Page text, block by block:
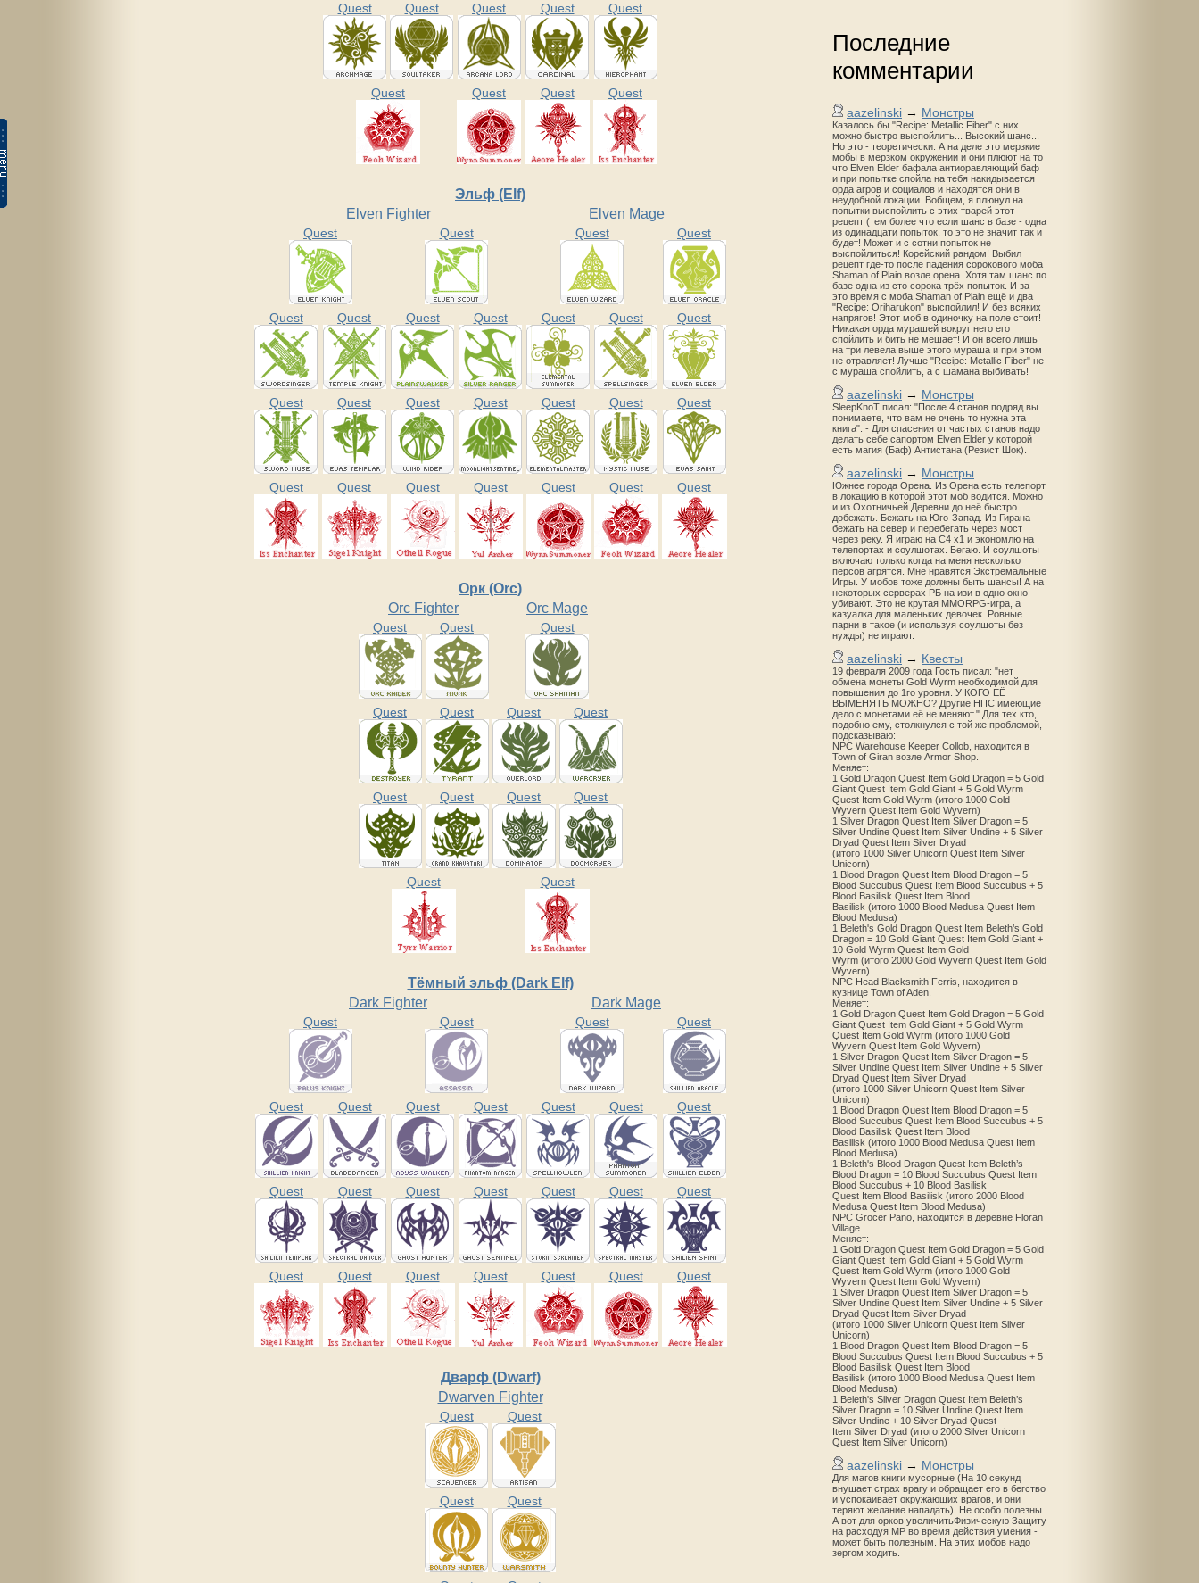
Последние
комментарии
aazelinski → Монстры
Казалось бы "Recipe: Metallic Fiber" с них
можно быстро выспойлить... Высокий шанс...
Но это - теоретически. А на деле это мерзкие
мобы в мерзком окружении и они плюют на то
что Elven Elder бафала антиоравляющий баф
и при попытке спойла на тебя накидывается
орда агров и социалов и находятся они в
неудобной локации. Вобщем, я плюнул на
попытки выспойлить с этих тварей этот
рецепт (тем более что если шанс в базе - одна
из одинадцати попыток, то это не значит так и
будет! Может и с сотни попыток не
выспойлиться! Корейский рандом! Выбил
рецепт где-то после падения сорокового моба
Shaman of Plain возле орена. Хотя там шанс по
базе одна из сто сорока трёх попыток. И за
это время с моба Shaman of Plain ещё и два
"Recipe: Oriharukon" выспойлил! И без всяких
напрягов! Этот моб в одиночку на поле стоит!
Никакая орда мурашей вокруг него его
спойлить и бить не мешает! И он всего лишь
на три левела выше этого мураша и при этом
не отравляет! Лучше "Recipe: Metallic Fiber" не
с мураша спойлить, а с шамана выбивать!
aazelinski → Монстры
SleepKnoT писал: "После 4 станов подряд вы
понимаете, что вам не очень то нужна эта
книга". - Для спасения от частых станов надо
делать себе сапортом Elven Elder у которой
есть магия (Баф) Антистана (Резист Шок).
aazelinski → Монстры
Южнее города Орена. Из Орена есть телепорт
в локацию в которой этот моб водится. Можно
и из Охотничьей Деревни до неё быстро
добежать. Бежать на Юго-Запад. Из Гирана
бежать на север и перебегать через мост
через реку. Я играю на С4 х1 и экономлю на
телепортах и соулшотах. Бегаю. И соулшоты
включаю только когда на меня несколько
персов агрятся. Мне нравятся Экстремальные
Игры. У мобов тоже должны быть шансы! А на
некоторых серверах РБ на изи в одно окно
убивают. Это не крутая MMORPG-игра, а
казуалка для маленьких девочек. Ровные
парни в такое (и используя соулшоты без
нужды) не играют.
aazelinski → Квесты
19 февраля 2009 года Гость писал: "нет
обмена монеты Gold Wyrm необходимой для
повышения до 1го уровня. У КОГО ЕЁ
ВЫМЕНЯТЬ МОЖНО? Другие НПС имеющие
дело с монетами её не меняют." Для тех кто,
подобно ему, столкнулся с той же проблемой,
подсказываю:
NPC Warehouse Keeper Collob, находится в
Town of Giran возле Armor Shop.
Меняет:
1 Gold Dragon Quest Item Gold Dragon = 5 Gold
Giant Quest Item Gold Giant + 5 Gold Wyrm
Quest Item Gold Wyrm (итого 1000 Gold
Wyvern Quest Item Gold Wyvern)
1 Silver Dragon Quest Item Silver Dragon = 5
Silver Undine Quest Item Silver Undine + 5 Silver
Dryad Quest Item Silver Dryad
(итого 1000 Silver Unicorn Quest Item Silver
Unicorn)
1 Blood Dragon Quest Item Blood Dragon = 5
Blood Succubus Quest Item Blood Succubus + 5
Blood Basilisk Quest Item Blood
Basilisk (итого 1000 Blood Medusa Quest Item
Blood Medusa)
1 Beleth's Gold Dragon Quest Item Beleth’s Gold
Dragon = 10 Gold Giant Quest Item Gold Giant +
10 Gold Wyrm Quest Item Gold
Wyrm (итого 2000 Gold Wyvern Quest Item Gold
Wyvern)
NPC Head Blacksmith Ferris, находится в
кузнице Town of Aden.
Меняет:
1 Gold Dragon Quest Item Gold Dragon = 5 Gold
Giant Quest Item Gold Giant + 5 Gold Wyrm
Quest Item Gold Wyrm (итого 1000 Gold
Wyvern Quest Item Gold Wyvern)
1 Silver Dragon Quest Item Silver Dragon = 5
Silver Undine Quest Item Silver Undine + 5 Silver
Dryad Quest Item Silver Dryad
(итого 1000 Silver Unicorn Quest Item Silver
Unicorn)
1 Blood Dragon Quest Item Blood Dragon = 5
Blood Succubus Quest Item Blood Succubus + 5
Blood Basilisk Quest Item Blood
Basilisk (итого 1000 Blood Medusa Quest Item
Blood Medusa)
1 Beleth's Blood Dragon Quest Item Beleth’s
Blood Dragon = 10 Blood Succubus Quest Item
Blood Succubus + 10 Blood Basilisk
Quest Item Blood Basilisk (итого 2000 Blood
Medusa Quest Item Blood Medusa)
NPC Grocer Pano, находится в деревне Floran
Village.
Меняет:
1 Gold Dragon Quest Item Gold Dragon = 5 Gold
Giant Quest Item Gold Giant + 5 Gold Wyrm
Quest Item Gold Wyrm (итого 1000 Gold
Wyvern Quest Item Gold Wyvern)
1 Silver Dragon Quest Item Silver Dragon = 5
Silver Undine Quest Item Silver Undine + 5 Silver
Dryad Quest Item Silver Dryad
(итого 1000 Silver Unicorn Quest Item Silver
Unicorn)
1 Blood Dragon Quest Item Blood Dragon = 5
Blood Succubus Quest Item Blood Succubus + 5
Blood Basilisk Quest Item Blood
Basilisk (итого 1000 Blood Medusa Quest Item
Blood Medusa)
1 Beleth's Silver Dragon Quest Item Beleth’s
Silver Dragon = 10 Silver Undine Quest Item
Silver Undine + 10 Silver Dryad Quest
Item Silver Dryad (итого 2000 Silver Unicorn
Quest Item Silver Unicorn)
aazelinski → Монстры
Для магов книги мусорные (На 10 секунд
внушает страх врагу и обращает его в бегство
и успокаивает окружающих врагов, и они
теряют желание нападать). Не особо полезны.
А вот для орков увеличитьФизическую Защиту
на расходуя MP во время действия умения -
может быть полезным. На этих мобов надо
зергом ходить.
Quest Quest Quest Quest Quest
Quest Quest Quest Quest
Эльф (Elf)
Elven Fighter
Elven Mage
Quest Quest Quest Quest
Quest Quest Quest Quest Quest Quest Quest
Quest Quest Quest Quest Quest Quest Quest
Quest Quest Quest Quest Quest Quest Quest
Орк (Orc)
Orc Fighter
Orc Mage
Quest Quest Quest
Quest Quest Quest Quest
Quest Quest Quest Quest
Quest Quest
Тёмный эльф (Dark Elf)
Dark Fighter
Dark Mage
Quest Quest Quest Quest
Quest Quest Quest Quest Quest Quest Quest
Quest Quest Quest Quest Quest Quest Quest
Quest Quest Quest Quest Quest Quest Quest
Дварф (Dwarf)
Dwarven Fighter
Quest Quest
Quest Quest